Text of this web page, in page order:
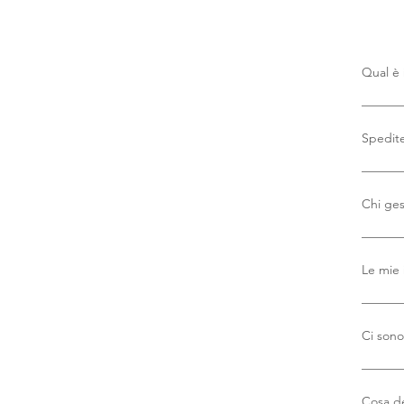
Qual è
Chi
Le mie
per
Ci